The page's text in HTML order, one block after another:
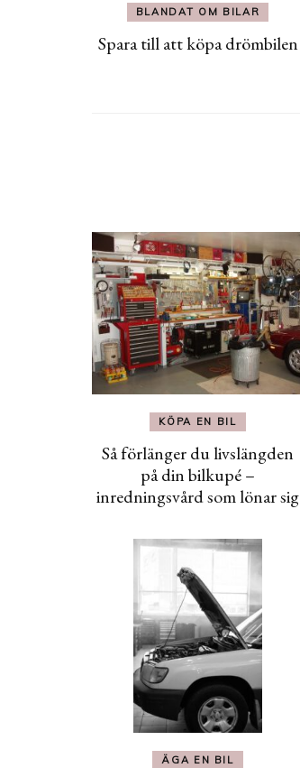
BLANDAT OM BILAR
Spara till att köpa drömbilen
KÖPA EN BIL
Så förlänger du livslängden
på din bilkupé –
inredningsvård som lönar sig
ÄGA EN BIL